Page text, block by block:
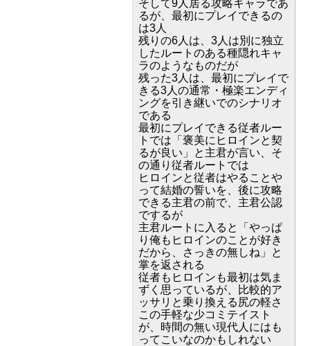
そして9人居る攻略キャラであ
るが、最初にプレイできるの
は3人
残りの6人は、3人は別に独立
したルートのある種隠れキャ
ラのようなものだが
残った3人は、最初にプレイで
きる3人の通常・極楽エンディ
ングを引き継いでのシナリオ
である
最初にプレイできる従者ルー
トでは「褒美にヒロインと契
るが良い」と主君が言い、そ
の通り従者ルートでは
ヒロインと従者はやることや
って結婚の誓いを、後に攻略
できる主君の前で、主君公認
でするが
主君ルートに入ると「やっぱ
り俺もヒロインのことが好き
だから、さっきの無しね」と
掌を返される
従者もヒロインも最初は気ま
ずく思っているが、比較的ア
ッサリと乗り換える尻の軽さ
この手軽な少コミテイスト
が、時間の無い現代人にはも
ってこいなのかもしれない